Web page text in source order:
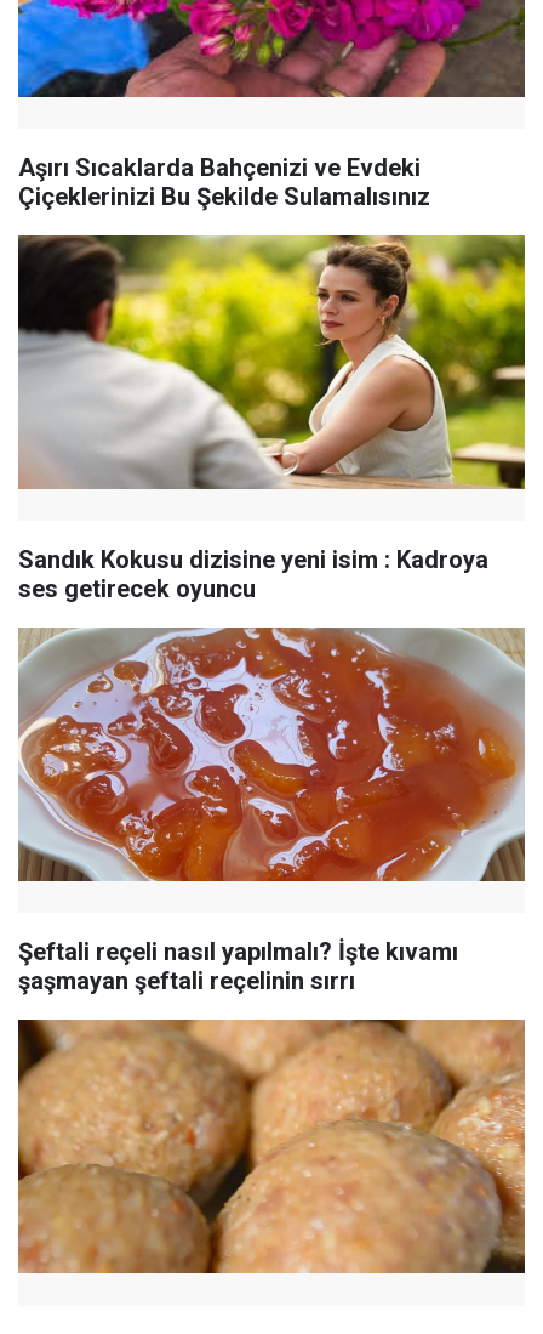
Aşırı Sıcaklarda Bahçenizi ve Evdeki
Çiçeklerinizi Bu Şekilde Sulamalısınız
Sandık Kokusu dizisine yeni isim : Kadroya
ses getirecek oyuncu
Şeftali reçeli nasıl yapılmalı? İşte kıvamı
şaşmayan şeftali reçelinin sırrı